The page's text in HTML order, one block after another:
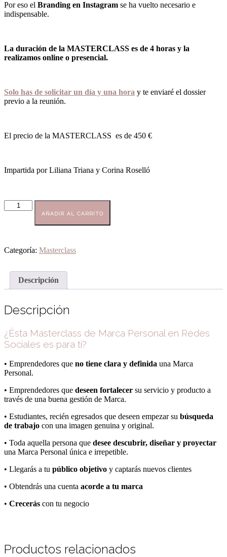
Por eso el Branding en Instagram se ha vuelto necesario e
indispensable.
La duración de la MASTERCLASS es de 4 horas y la
realizamos online o presencial.
Solo has de solicitar un día y una hora y te enviaré el dossier
previo a la reunión.
El precio de la MASTERCLASS es de 450 €
Impartida por Liliana Triana y Corina Roselló
MASTERCLASS
de
Redes
AÑADIR AL CARRITO
Categoría: Masterclass
Descripción
Descripción
¿Ésta Masterclass de Marca Personal en Redes
Sociales es para tí?
• Emprendedores que no tiene clara y definida una Marca
Personal.
• Emprendedores que deseen fortalecer su servicio y producto a
través de una buena gestión de Marca.
• Estudiantes, recién egresados que deseen empezar su búsqueda
de trabajo con una imagen genuina y original.
• Toda aquella persona que desee descubrir, diseñar y proyectar
una Marca Personal única e irrepetible.
• Llegarás a tu público objetivo y captarás nuevos clientes
• Obtendrás una cuenta acorde a tu marca
• Crecerás con tu negocio
Productos relacionados